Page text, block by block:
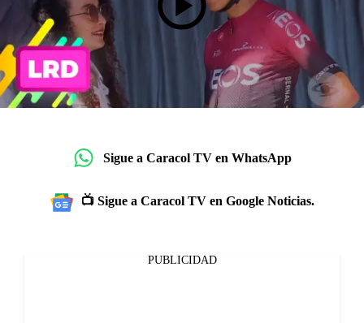
Sigue a Caracol TV en WhatsApp
📺 Sigue a Caracol TV en Google Noticias.
PUBLICIDAD